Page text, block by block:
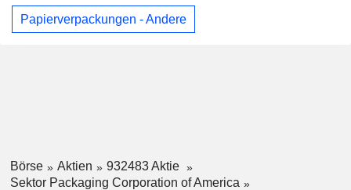
Papierverpackungen - Andere
Börse Aktien
932483 Aktie
Sektor Packaging Corporation of America